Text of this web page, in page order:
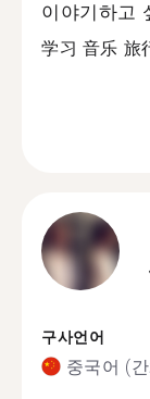
이야기하고
学习 音乐 旅
구사언어
중국어 (